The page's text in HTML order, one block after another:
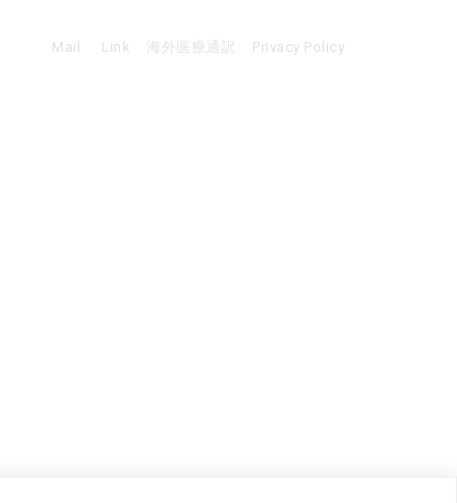
Mail Link 海外医療通訳 Privacy Policy